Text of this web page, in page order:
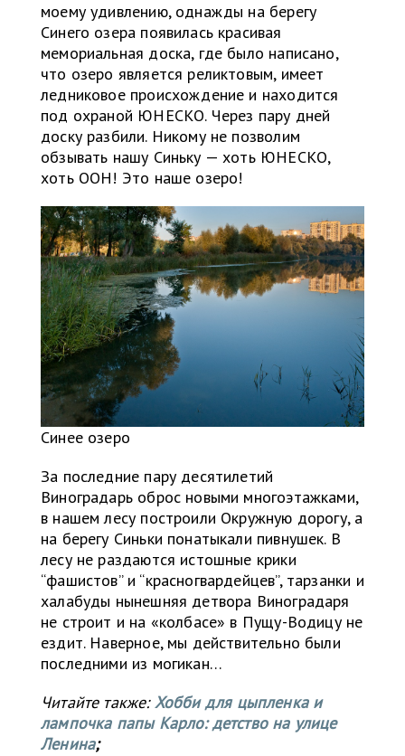
моему удивлению, однажды на берегу
Синего озера появилась красивая
мемориальная доска, где было написано,
что озеро является реликтовым, имеет
ледниковое происхождение и находится
под охраной ЮНЕСКО. Через пару дней
доску разбили. Никому не позволим
обзывать нашу Синьку — хоть ЮНЕСКО,
хоть ООН! Это наше озеро!
Синее озеро
За последние пару десятилетий
Виноградарь оброс новыми многоэтажками,
в нашем лесу построили Окружную дорогу, а
на берегу Синьки понатыкали пивнушек. В
лесу не раздаются истошные крики
“фашистов” и “красногвардейцев”, тарзанки и
халабуды нынешняя детвора Виноградаря
не строит и на «колбасе» в Пущу-Водицу не
ездит. Наверное, мы действительно были
последними из могикан…
Читайте также:Хобби для цыпленка и
лампочка папы Карло: детство на улице
Ленина;